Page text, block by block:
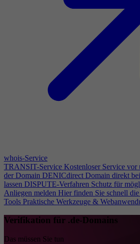
whois-Service
TRANSIT-Service Kostenloser Service
der Domain DENICdirect Domain direkt
lassen DISPUTE-Verfahren Schutz für
Anliegen melden Hier finden Sie schnell
Tools Praktische Werkzeuge &
Verifikation für .de-Domains
Das müssen Sie tun